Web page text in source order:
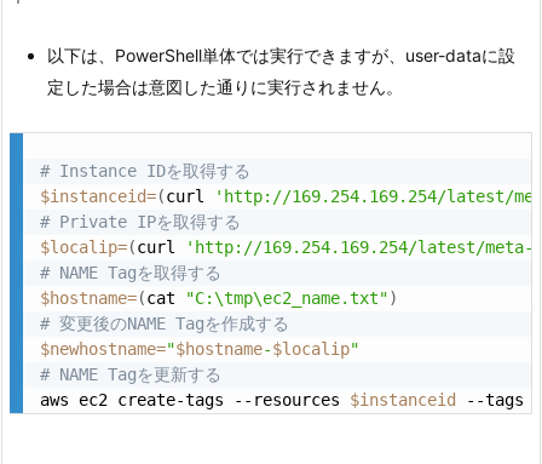
以下は、PowerShell単体では実行できますが、user-dataに設
定した場合は意図した通りに実行されません。
# Instance IDを取得する
$instanceid=(curl
'http://169.254.169.254/latest/
# Private IPを取得する
$localip=(curl
'http://169.254.169.254/latest/
# NAME Tagを取得する
$hostname=(cat "C:\tmp\ec2_name.txt")
# 変更後のNAME Tagを作成する
$newhostname="$hostname-$localip"
# NAME Tagを更新する
aws ec2 create-tags --resources $instanceid --tags